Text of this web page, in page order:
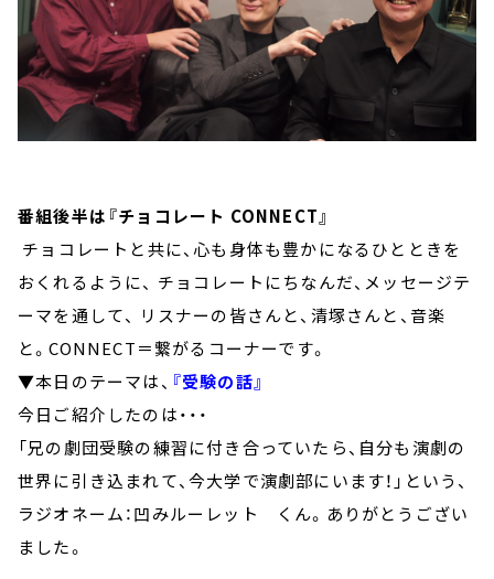
番組後半は『チョコレート CONNECT』
チョコレートと共に、心も身体も豊かになるひとときを
おくれるように、 チョコレートにちなんだ、メッセージテ
ーマを通して、 リスナーの皆さんと、清塚さんと、音楽
と。CONNECT＝繋がるコーナーです。
▼本日のテーマは、 『受験の話』
今日ご紹介したのは・・・
「兄の劇団受験の練習に付き合っていたら、自分も演劇の
世界に引き込まれて、今大学で演劇部にいます！」という、
ラジオネーム：凹みルーレット くん。ありがとうござい
ました。